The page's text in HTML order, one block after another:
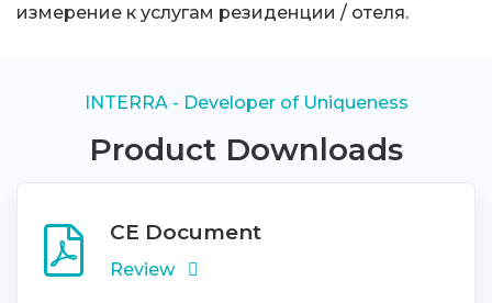
измерение к услугам резиденции / отеля.
INTERRA - Developer of Uniqueness
Product Downloads
CE Document
Review